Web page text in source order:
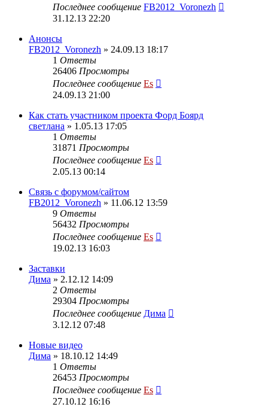
Последнее сообщение FB2012_Voronezh
31.12.13 22:20
Анонсы
FB2012_Voronezh » 24.09.13 18:17
1 Ответы
26406 Просмотры
Последнее сообщение Es
24.09.13 21:00
Как стать участником проекта Форд Боярд
светлана » 1.05.13 17:05
1 Ответы
31871 Просмотры
Последнее сообщение Es
2.05.13 00:14
Cвязь с форумом/сайтом
FB2012_Voronezh » 11.06.12 13:59
9 Ответы
56432 Просмотры
Последнее сообщение Es
19.02.13 16:03
Заставки
Дима » 2.12.12 14:09
2 Ответы
29304 Просмотры
Последнее сообщение Дима
3.12.12 07:48
Новые видео
Дима » 18.10.12 14:49
1 Ответы
26453 Просмотры
Последнее сообщение Es
27.10.12 16:16